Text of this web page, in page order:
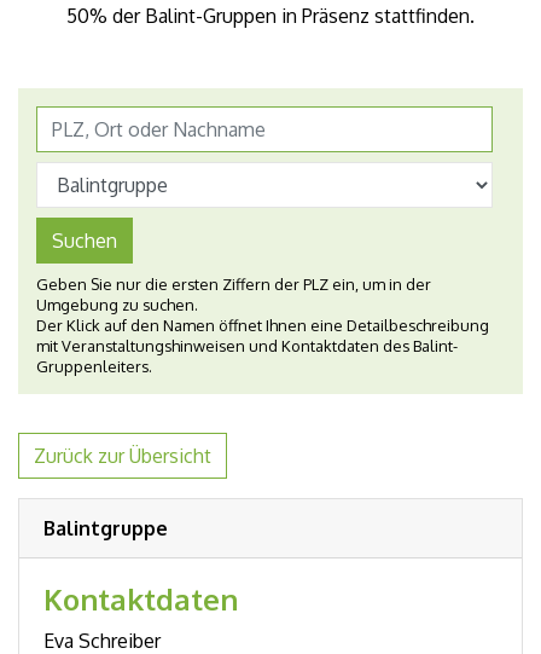
50% der Balint-Gruppen in Präsenz stattfinden.
Suchen
Geben Sie nur die ersten Ziffern der PLZ ein, um in der
Umgebung zu suchen.
Der Klick auf den Namen öffnet Ihnen eine Detailbeschreibung
mit Veranstaltungshinweisen und Kontaktdaten des Balint-
Gruppenleiters.
Zurück zur Übersicht
Balintgruppe
Kontaktdaten
Eva Schreiber